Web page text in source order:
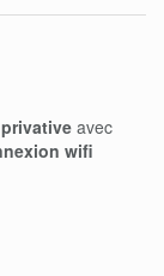
avec
wifi